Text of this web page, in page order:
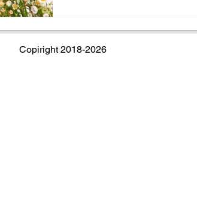
Copiright 2018-2026